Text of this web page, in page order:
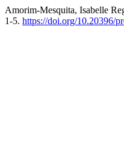
Amorim-Mesquita, Isabelle
1-5. https://doi.org/10.20396/